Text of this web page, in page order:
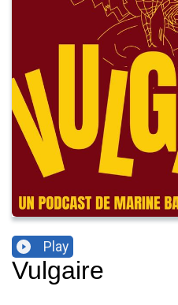
Play
Vulgaire